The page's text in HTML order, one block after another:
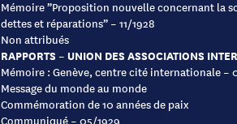
Mémoire ”Proposition nouvelle concernant la
dettes et réparations” – 11/1928
Non attribués
RAPPORTS – UNION DES ASSOCIATIONS
Mémoire : Genève, centre cité internationale –
Message du monde au monde
Commémoration de 10 années de paix
Communiqué – 05/1929